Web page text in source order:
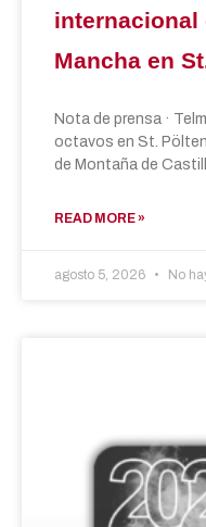
internacional
Mancha en
Nota de prensa ·
octavos en St.
de Montaña de
READ MORE »
agosto 5, 2026 No